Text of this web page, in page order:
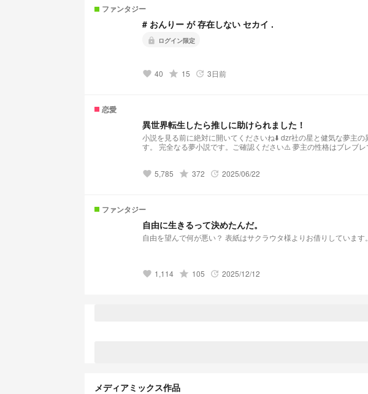
ファンタジー
# おんりー が 存在しない セカイ .
lock ログイン限定
favorite 40 grade 15 update 3日前
恋愛
異世界転生したら推しに助けられました！
小説を見る前に絶対に開いてくださいね⬇️ dzr社の星と健気な夢主の異世界(＆現世)恋愛物語。 メンバーたくさん出てきま
す。 完全なる夢小説です。ご確認ください⚠️ 夢主の性格はブレブレです⚠️ 壮絶なキャラ崩壊。ご注意ください⚠️ なんでも
favorite 5,785 grade 372 update 2025/06/22
ファンタジー
自由に生きるって決めたんだ。
自由を望んで何が悪い？ 表紙はサクラウタ様よりお借りしています。
favorite 1,114 grade 105 update 2025/12/12
メディアミックス作品